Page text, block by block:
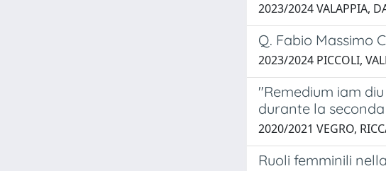
2023/2024 VALAPPIA,
Q. Fabio Massimo
2023/2024 PICCOLI,
"Remedium iam
durante la
2020/2021 VEGRO,
Ruoli femminili